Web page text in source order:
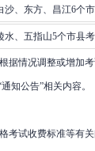
沙、东方、昌江6个
水、五指山5个市县
据情况调整或增加
知公告”相关内容。
试收费标准等有